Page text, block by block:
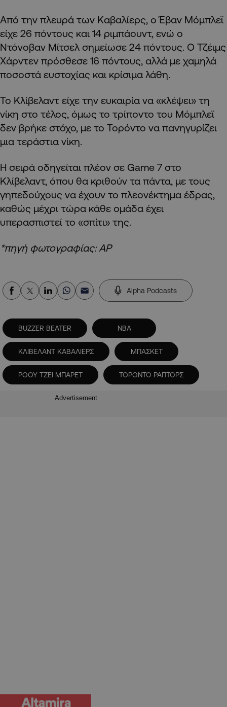
Από την πλευρά των Καβαλίερς, ο Έβαν Μόμπλεϊ
είχε 26 πόντους και 14 ριμπάουντ, ενώ ο
Ντόνοβαν Μίτσελ σημείωσε 24 πόντους. Ο Τζέιμς
Χάρντεν πρόσθεσε 16 πόντους, αλλά με χαμηλά
ποσοστά ευστοχίας και κρίσιμα λάθη.
Το Κλίβελαντ είχε την ευκαιρία να «κλέψει» τη
νίκη στο τέλος, όμως το τρίποντο του Μόμπλεϊ
δεν βρήκε στόχο, με το Τορόντο να πανηγυρίζει
μια τεράστια νίκη.
Η σειρά οδηγείται πλέον σε Game 7 στο
Κλίβελαντ, όπου θα κριθούν τα πάντα, με τους
γηπεδούχους να έχουν το πλεονέκτημα έδρας,
καθώς μέχρι τώρα κάθε ομάδα έχει
υπερασπιστεί το «σπίτι» της.
*πηγή φωτογραφίας: AP
Alpha Podcasts
BUZZER BEATER NBA
ΚΛΙΒΕΛΑΝΤ ΚΑΒΑΛΙΕΡΣ ΜΠΑΣΚΕΤ
ΡΟΟΥ ΤΖΕΙ ΜΠΑΡΕΤ ΤΟΡΟΝΤΟ ΡΑΠΤΟΡΣ
Advertisement